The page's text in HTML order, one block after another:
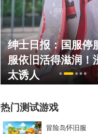
绅士日报：国服停
服依旧活得滋润！
太诱人
热门测试游戏
冒险岛怀旧服